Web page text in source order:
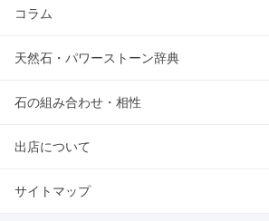
コラム
天然石・パワーストーン辞典
石の組み合わせ・相性
出店について
サイトマップ